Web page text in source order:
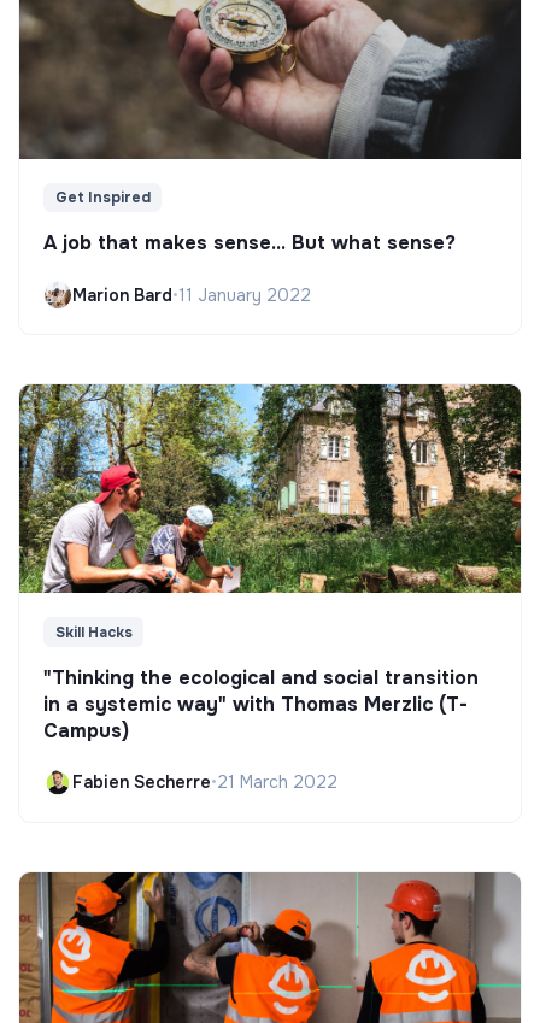
Get Inspired
A job that makes sense... But what sense?
Marion Bard•11 January 2022
Skill Hacks
"Thinking the ecological and social transition
in a systemic way" with Thomas Merzlic (T-
Campus)
Fabien Secherre•21 March 2022